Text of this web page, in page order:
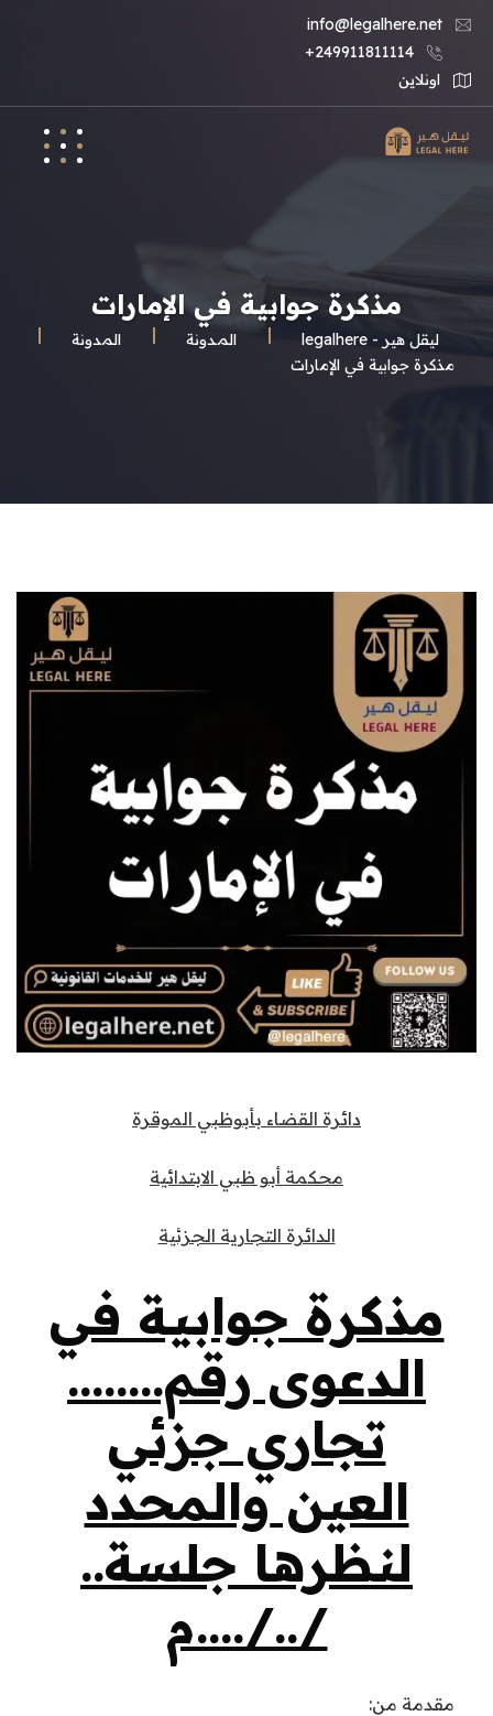
info@legalhere.net
249911811114+
اونلاين
مذكرة جوابية في الإمارات
ليقل هير - legalhere المـدونة
المدونة
مذكرة جوابية في الإمارات
دائرة القضاء بأبوظبي الموقرة
محكمة أبو ظبي الابتدائية
الدائرة التجارية الجزئية
مذكرة جوابية في
الدعوى رقم……..
تجاري جزئي
العينوالمحدد
لنظرها جلسة..
/../….م
مقدمة من: